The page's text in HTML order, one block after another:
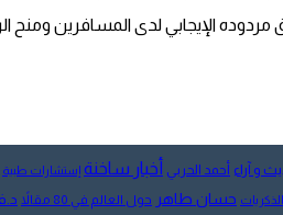
الإيجابي لدى المسافرين ومنح
و آراء أحمد الحربي أخبار ساخنة إستشارات طبية
حسان طاهر حول العالم في 80 مقالاً